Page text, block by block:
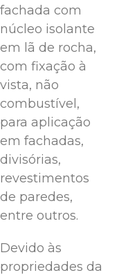
fachada com
núcleo isolante
em lã de rocha,
com fixação à
vista, não
combustível,
para aplicação
em fachadas,
divisórias,
revestimentos
de paredes,
entre outros.
Devido às
propriedades da